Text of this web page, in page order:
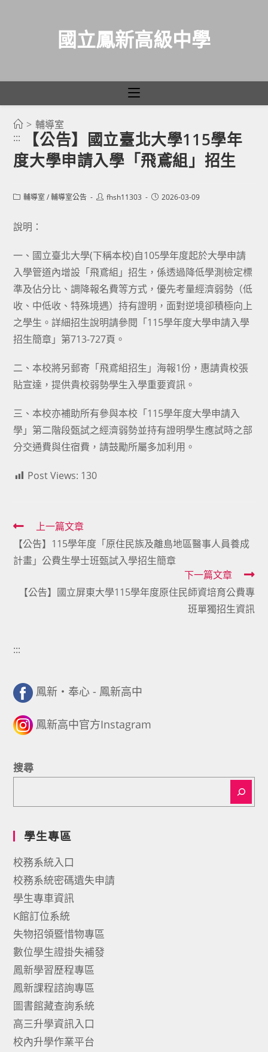
國立鳳新高級中學
> 輔導室
:::
【公告】國立臺北大學115學年
度大學申請入學「飛鳶組」招生
Post輔導室 / 輔導室公告
Postfhsh11303
Post2026-03-09
說明：
一、國立臺北大學(下稱本校)自105學年度起於大學申請
入學管道內增設「飛鳶組」招生，係透過降低學測檢定標
準及佔分比、調降報名費等方式，優先考量經濟弱勢（低
收、中低收、特殊境遇）持有證明，面對逆境卻積極向上
之學生。詳細招生說明請參閱「115學年度大學申請入學
招生簡章」第713-727頁。
二、本校將另郵寄「飛鳶組招生」海報1份，惠請貴校張
貼宣達，提供貴校弱勢學生入學重要資訊。
三、本校亦補助所有參與本校「115學年度大學申請入
學」第二階段甄試之經濟弱勢並持有證明學生應試時之部
分交通費與住宿費，請鼓勵所屬多加利用。
Post Views: 130
Read
more
articles
上一篇文章
【公告】115學年度「原住民族及離島地區醫事人員養成
計畫」公費生學士班甄試入學招生簡章
下一篇文章
【公告】國立屏東大學115學年度原住民師資培育公費專
班單獨招生資訊
:::
鳳新・奉心 - 鳳新高中
鳳新高中官方Instagram
搜尋
學生專區
校務系統入口
校務系統密碼遺失申請
學生專車資訊
K館訂位系統
失物招領暨惜物專區
數位學生證掛失補發
鳳新學習歷程專區
鳳新課程諮詢專區
圖書館藏查詢系統
高三升學資訊入口
校內升學作業平台